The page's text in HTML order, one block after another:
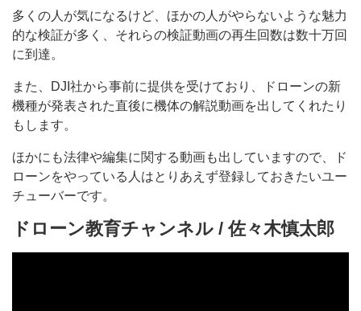
多くの人が気になるけど、ほかの人がやらないような魅力
的な検証が多く、それらの検証動画の再生回数は数十万回
に到達。
また、DJI社から事前に提供を受けており、ドローンの新
機種が発表された直後に機体の解説動画を出してくれたり
もします。
ほかにも法律や編集に関する動画も出していますので、ド
ローンをやっている人はとりあえず登録しておきたいユー
チューバーです。
ドローン教育チャンネル / 佐々木慎太郎